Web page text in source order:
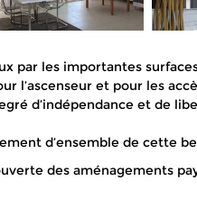
par les importantes
l’ascenseur et pour les
d’indépendance et de
d’ensemble de cette
des aménagements